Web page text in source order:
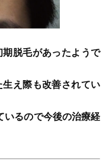
脱毛があったようで
え際も改善されてい
いるので今後の治療経